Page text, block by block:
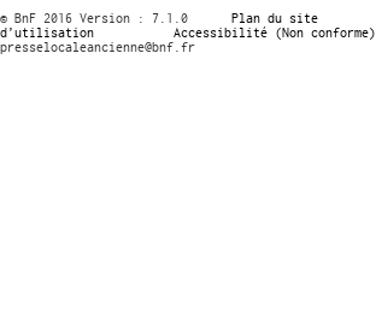
© BnF 2016 Version : 7.1.0 Plan du site
d’utilisation
Accessibilité (Non conforme)
presselocaleancienne@bnf.fr